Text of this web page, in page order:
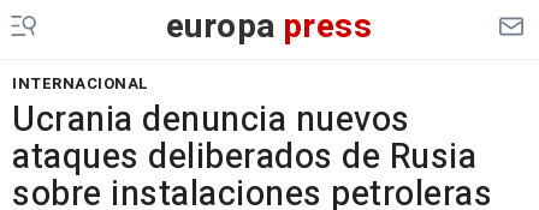
europa press
INTERNACIONAL
Ucrania denuncia nuevos
ataques deliberados de Rusia
sobre instalaciones petroleras